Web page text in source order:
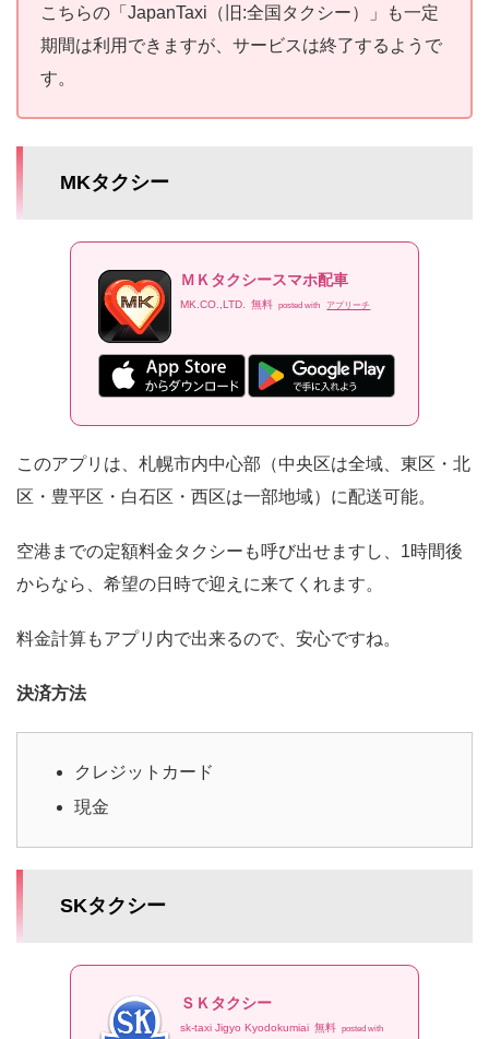
こちらの「JapanTaxi（旧:全国タクシー）」も一定
期間は利用できますが、サービスは終了するようで
す。
MKタクシー
ＭＫタクシースマホ配車
MK.CO.,LTD. 無料 posted with アプリーチ
このアプリは、札幌市内中心部（中央区は全域、東区・北
区・豊平区・白石区・西区は一部地域）に配送可能。
空港までの定額料金タクシーも呼び出せますし、1時間後
からなら、希望の日時で迎えに来てくれます。
料金計算もアプリ内で出来るので、安心ですね。
決済方法
クレジットカード
現金
SKタクシー
ＳＫタクシー
sk-taxi Jigyo Kyodokumiai 無料 posted with